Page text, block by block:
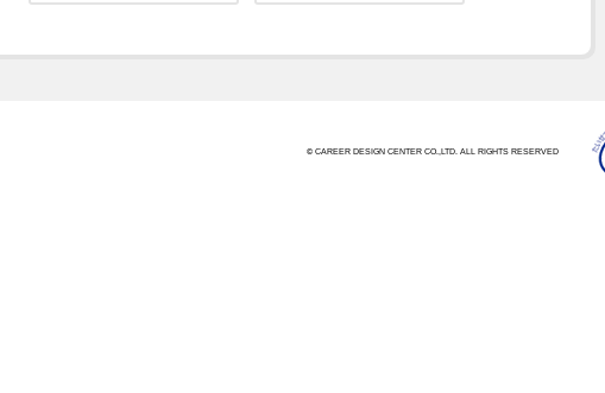
© CAREER DESIGN CENTER CO.,LTD. ALL RIGHTS RESERVED